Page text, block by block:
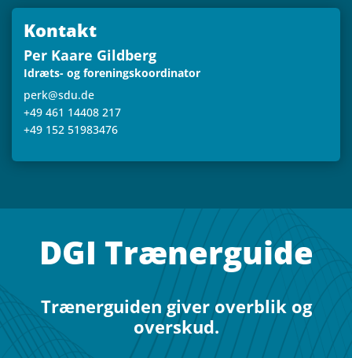
Kon­takt
Per Kaare Gildberg
Idræts- og foreningskoordinator
perk@sdu.de
+49 461 14408 217
+49 152 51983476
DGI Træ­ner­gu­ide
Træ­ner­gu­i­den giver over­blik og
overskud.